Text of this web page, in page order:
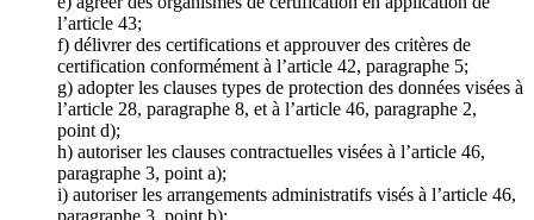
l’article 43;
f) délivrer des certifications et approuver des critères de
certification conformément à l’article 42, paragraphe 5;
g) adopter les clauses types de protection des données visées à
l’article 28, paragraphe 8, et à l’article 46, paragraphe 2,
point d);
h) autoriser les clauses contractuelles visées à l’article 46,
paragraphe 3, point a);
i) autoriser les arrangements administratifs visés à l’article 46,
paragraphe 3, point b);